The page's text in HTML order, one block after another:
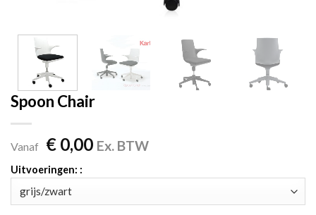
Spoon Chair
Vanaf €0,00 Ex. BTW
Uitvoeringen: :